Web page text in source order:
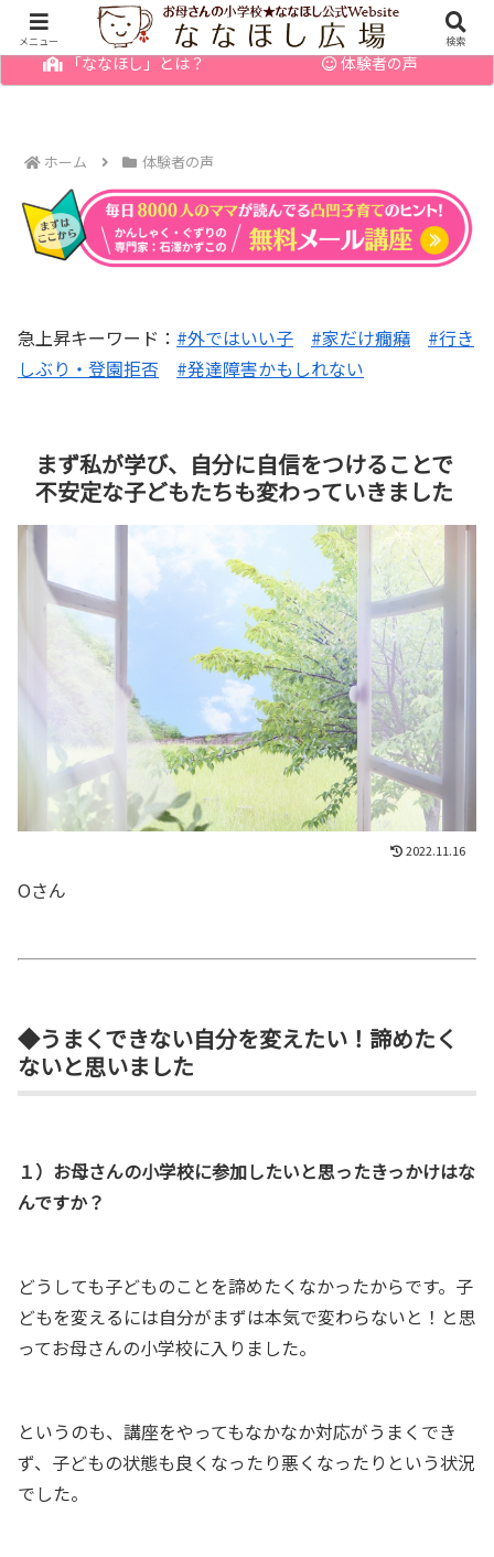
幼児の発達障害・育てにくい子のお悩みを解決
「ななほし」とは？ 体験者の声
ホーム 体験者の声
急上昇キーワード： #外ではいい子 #家だけ癇癪
#行き
しぶり・登園拒否
#発達障害かもしれない
まず私が学び、自分に自信をつけることで
不安定な子どもたちも変わっていきました
2022.11.16
Oさん
◆うまくできない自分を変えたい！諦めたく
ないと思いました
１）お母さんの小学校に参加したいと思ったきっかけはな
んですか？
どうしても子どものことを諦めたくなかったからです。子
どもを変えるには自分がまずは本気で変わらないと！と思
ってお母さんの小学校に入りました。
というのも、講座をやってもなかなか対応がうまくでき
ず、子どもの状態も良くなったり悪くなったりという状況
でした。
メニュー 検索